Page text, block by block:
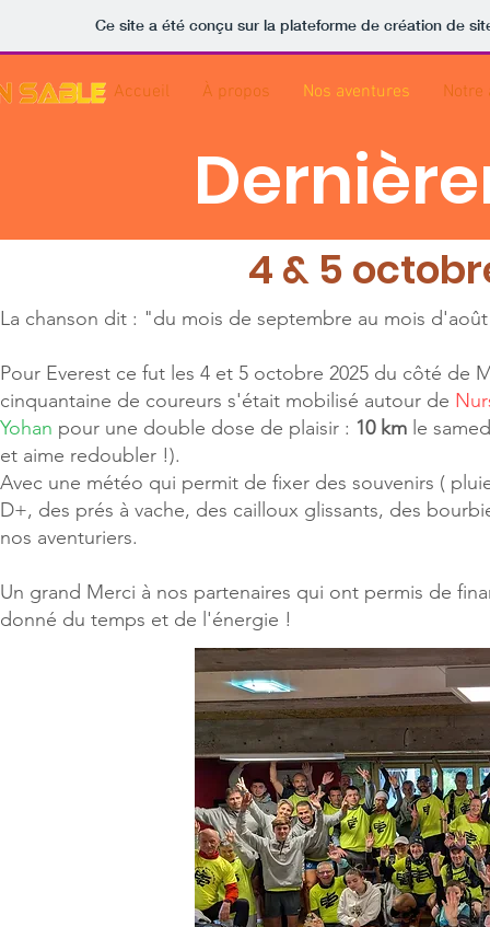
Ce site a été conçu sur la plateforme de création de
Accueil À propos Nos aventures
4 & 5
La chanson dit : "du mois de septembre au mois
Pour Everest ce fut les 4 et 5 octobre 2025 du côté de
cinquantaine de coureurs s'était mobilisé autour de
Yohan pour une double dose de plaisir : 10 km le
et aime redoubler !).
Avec une météo qui permit de fixer des souvenirs (
D+, des prés à vache, des cailloux glissants, des
nos aventuriers.
Un grand Merci à nos partenaires qui ont permis de
donné du temps et de l'énergie !